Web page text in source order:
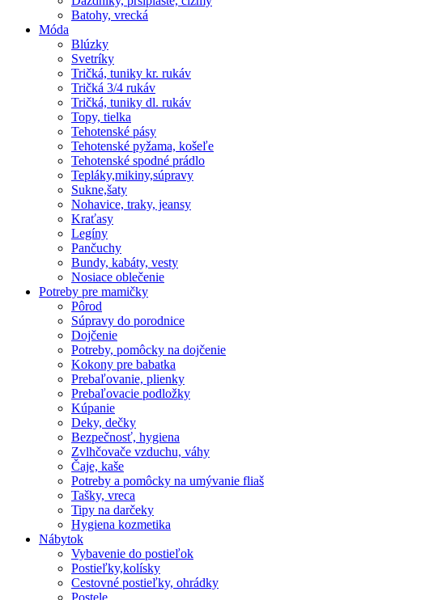
Batohy, vrecká
Móda
Blúzky
Svetríky
Tričká, tuniky kr. rukáv
Tričká 3/4 rukáv
Tričká, tuniky dl. rukáv
Topy, tielka
Tehotenské pásy
Tehotenské pyžama, košeľe
Tehotenské spodné prádlo
Tepláky,mikiny,súpravy
Sukne,šaty
Nohavice, traky, jeansy
Kraťasy
Legíny
Pančuchy
Bundy, kabáty, vesty
Nosiace oblečenie
Potreby pre mamičky
Pôrod
Súpravy do porodnice
Dojčenie
Potreby, pomôcky na dojčenie
Kokony pre babatka
Prebaľovanie, plienky
Prebaľovacie podložky
Kúpanie
Deky, dečky
Bezpečnosť, hygiena
Zvlhčovače vzduchu, váhy
Čaje, kaše
Potreby a pomôcky na umývanie fliaš
Tašky, vreca
Tipy na darčeky
Hygiena kozmetika
Nábytok
Vybavenie do postieľok
Postieľky,kolísky
Cestovné postieľky, ohrádky
Postele